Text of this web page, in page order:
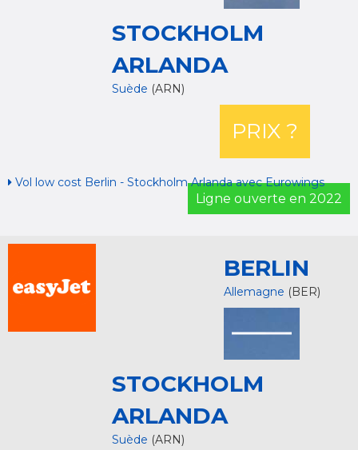
STOCKHOLM
ARLANDA
Suède (ARN)
PRIX ?
Vol low cost Berlin - Stockholm Arlanda avec Eurowings
Ligne ouverte en 2022
BERLIN
Allemagne (BER)
STOCKHOLM
ARLANDA
Suède (ARN)